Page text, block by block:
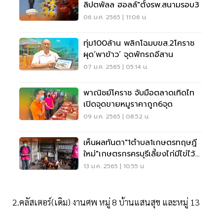
ลิปตพัลล ฮอลล์"ตั้งรพ.สนามรอบ3
06 ม.ค. 2565 | 11:06 น.
ทุ่ม100ล้าน พลิกโฉมบขส.2โคราช
ผุด‘พาข้าว’ จุดพักรถอีสาน
07 ม.ค. 2565 | 05:14 น.
พาณิชย์โคราช จับมือตลาดเทิดไท
เปิดจุดขายหมูราคาถูก6จุด
09 ม.ค. 2565 | 08:52 น.
เห็นผลทันตา"1ตำบล1เกษตรทฤษฎี
ใหม่"เกษตรกรครบุรีเลี้ยงไก่มีไข่ไว้
กินเอง
13 ม.ค. 2565 | 10:55 น.
2.คลัสเตอร์(เดิม) งานศพ หมู่ 8 บ้านแสนสุข และหมู่ 13